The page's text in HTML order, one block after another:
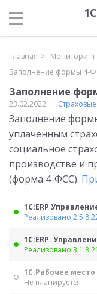
Главная Мониторинг
Заполнение формы 4-
Заполнение
23.02.2022
Заполнение
уплаченным
социальное
производстве и
(форма 4-ФСС).
1С:ERP
Реализовано
1С:ERP.
Реализовано
1С:Рабочее место
Не планируется